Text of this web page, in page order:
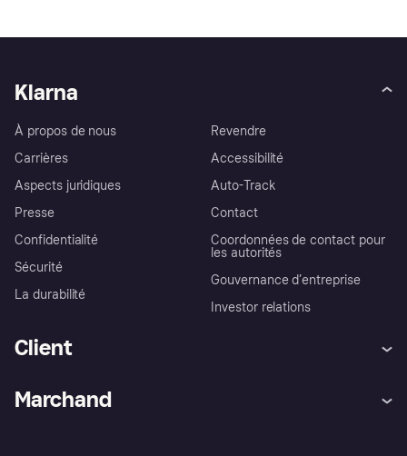
Klarna
À propos de nous
Carrières
Aspects juridiques
Presse
Confidentialité
Sécurité
La durabilité
Revendre
Accessibilité
Auto-Track
Contact
Coordonnées de contact pour
les autorités
Gouvernance d’entreprise
Investor relations
Client
Marchand